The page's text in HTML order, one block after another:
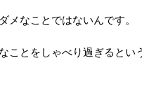
メなことではないんです。
ことをしゃべり過ぎるとい